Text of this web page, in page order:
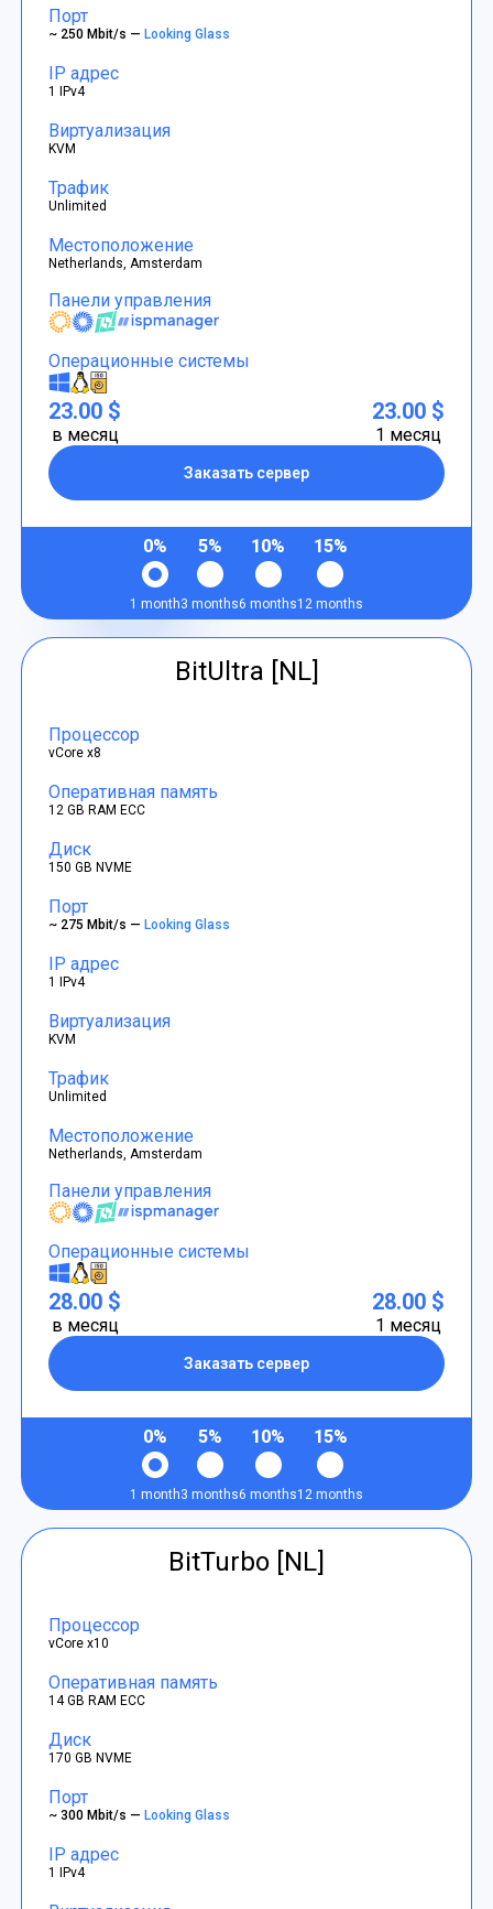
Порт
~ 250 Mbit/s —Looking Glass
IP адрес
1 IPv4
Виртуализация
KVM
Трафик
Unlimited
Местоположение
Netherlands, Amsterdam
Панели управления
Операционные системы
23.00 $
в месяц
Заказать сервер
23.00 $
1 месяц
0%
1 month
5%
3 months
10%
6 months
15%
12 months
BitUltra [NL]
Процессор
vCore x8
Оперативная память
12 GB RAM ECC
Диск
150 GB NVME
Порт
~ 275 Mbit/s —Looking Glass
IP адрес
1 IPv4
Виртуализация
KVM
Трафик
Unlimited
Местоположение
Netherlands, Amsterdam
Панели управления
Операционные системы
28.00 $
в месяц
Заказать сервер
28.00 $
1 месяц
0%
1 month
5%
3 months
10%
6 months
15%
12 months
BitTurbo [NL]
Процессор
vCore x10
Оперативная память
14 GB RAM ECC
Диск
170 GB NVME
Порт
~ 300 Mbit/s —Looking Glass
IP адрес
1 IPv4